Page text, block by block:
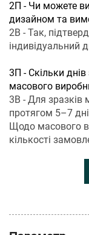
2П - Чи можете
дизайном та
2В - Так,
індивідуальний
3П - Скільки
масового
3В - Для зразків
протягом 5–7
Щодо масового
кількості